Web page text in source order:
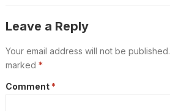
Leave a Reply
Your email address will not be published.
marked *
Comment *